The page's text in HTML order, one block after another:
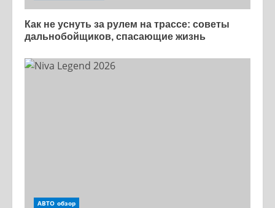
Как не уснуть за рулем на трассе: советы
дальнобойщиков, спасающие жизнь
АВТО обзор